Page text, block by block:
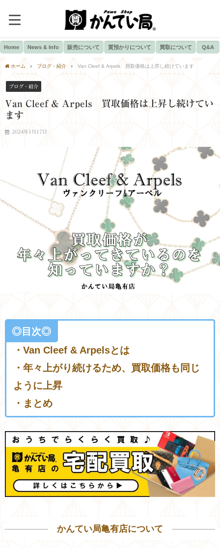
Home News & Info 販売について 質預かりについて 買取について Q&A
ホーム ブログ・紹介 Van Cleef & Arpels 買取価格は上昇し続けています
ブログ・紹介
Van Cleef & Arpels 買取価格は上昇し続けてい
ます
2024年1月17日
◎目次◎
・Van Cleef & Arpelsとは
・年々上がり続けるため、買取価格も同じ
ように上昇
・まとめ
かんてい局亀有店について